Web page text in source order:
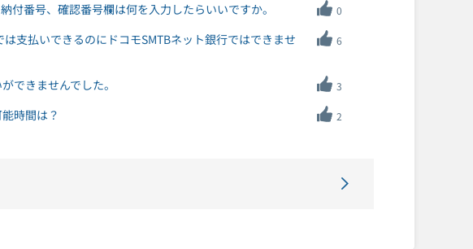
番号、確認番号欄は何を入力したらいいですか。 0
支払いできるのにドコモSMTBネット銀行ではできませ
6
できませんでした。 3
時間は？ 2